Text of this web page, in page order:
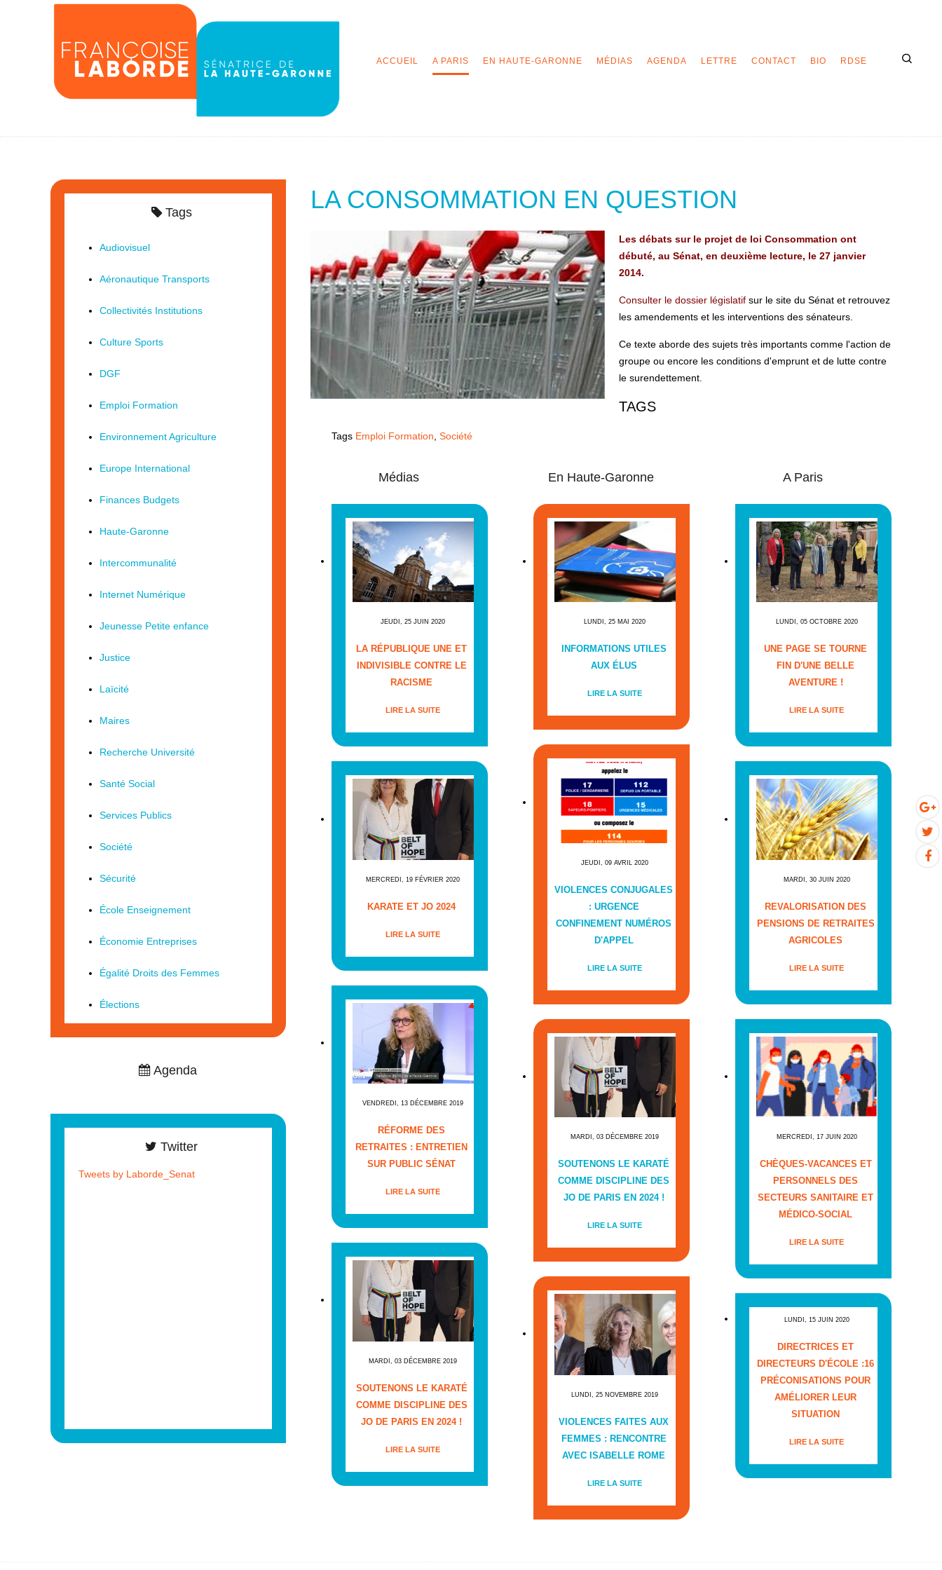
ACCUEIL A PARIS EN HAUTE-GARONNE MÉDIAS AGENDA LETTRE CONTACT BIO RDSE
LA CONSOMMATION EN QUESTION
Les débats sur le projet de loi Consommation ont
débuté, au Sénat, en deuxième lecture, le 27 janvier
2014.
Consulter le dossier législatif sur le site du Sénat et retrouvez
les amendements et les interventions des sénateurs.
Ce texte aborde des sujets très importants comme l'action de
groupe ou encore les conditions d'emprunt et de lutte contre
le surendettement.
TAGS
Tags Emploi Formation Société
Médias
JEUDI, 25 JUIN 2020
LA RÉPUBLIQUE UNE ET
INDIVISIBLE CONTRE LE
RACISME
LIRE LA SUITE
MERCREDI, 19 FÉVRIER 2020
KARATE ET JO 2024
LIRE LA SUITE
VENDREDI, 13 DÉCEMBRE 2019
RÉFORME DES
RETRAITES : ENTRETIEN
SUR PUBLIC SÉNAT
LIRE LA SUITE
MARDI, 03 DÉCEMBRE 2019
SOUTENONS LE KARATÉ
COMME DISCIPLINE DES
JO DE PARIS EN 2024 !
LIRE LA SUITE
En Haute-Garonne
LUNDI, 25 MAI 2020
INFORMATIONS UTILES
AUX ÉLUS
LIRE LA SUITE
JEUDI, 09 AVRIL 2020
VIOLENCES CONJUGALES
: URGENCE
CONFINEMENT NUMÉROS
D'APPEL
LIRE LA SUITE
MARDI, 03 DÉCEMBRE 2019
SOUTENONS LE KARATÉ
COMME DISCIPLINE DES
JO DE PARIS EN 2024 !
LIRE LA SUITE
LUNDI, 25 NOVEMBRE 2019
VIOLENCES FAITES AUX
FEMMES : RENCONTRE
AVEC ISABELLE ROME
LIRE LA SUITE
A Paris
LUNDI, 05 OCTOBRE 2020
UNE PAGE SE TOURNE
FIN D'UNE BELLE
AVENTURE !
LIRE LA SUITE
MARDI, 30 JUIN 2020
REVALORISATION DES
PENSIONS DE RETRAITES
AGRICOLES
LIRE LA SUITE
MERCREDI, 17 JUIN 2020
CHÈQUES-VACANCES ET
PERSONNELS DES
SECTEURS SANITAIRE ET
MÉDICO-SOCIAL
LIRE LA SUITE
LUNDI, 15 JUIN 2020
DIRECTRICES ET
DIRECTEURS D'ÉCOLE :16
PRÉCONISATIONS POUR
AMÉLIORER LEUR
SITUATION
LIRE LA SUITE
Tags
Audiovisuel
Aéronautique Transports
Collectivités Institutions
Culture Sports
DGF
Emploi Formation
Environnement Agriculture
Europe International
Finances Budgets
Haute-Garonne
Intercommunalité
Internet Numérique
Jeunesse Petite enfance
Justice
Laïcité
Maires
Recherche Université
Santé Social
Services Publics
Société
Sécurité
École Enseignement
Économie Entreprises
Égalité Droits des Femmes
Élections
Agenda
Twitter
Tweets by Laborde_Senat